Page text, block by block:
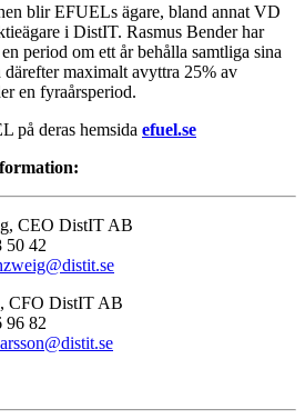
blir EFUELs ägare, bland annat VD
i DistIT. Rasmus Bender har
period om ett år behålla samtliga sina
maximalt avyttra 25% av
en fyraårsperiod.
på deras hemsida efuel.se
CEO DistIT AB
50 42
CFO DistIT AB
96 82